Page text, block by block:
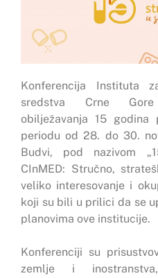
Konferencija Instituta
sredstva Crne Gore
obilježavanja 15 godina
periodu od 28. do 30.
Budvi, pod nazivom
CInMED: Stručno,
veliko interesovanje i
koji su bili u prilici da se
planovima ove institucije.
Konferenciji su
zemlje i